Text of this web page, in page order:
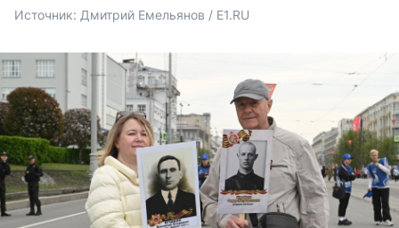
Источник: Дмитрий Емельянов / E1.RU